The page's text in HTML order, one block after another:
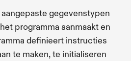
gegevenstypen
programma aanmaakt en
definieert instructies
te maken, te initialiseren